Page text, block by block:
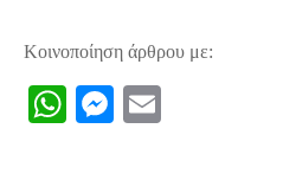
Κοινοποίηση άρθρου με:
WhatsApp
Messenger